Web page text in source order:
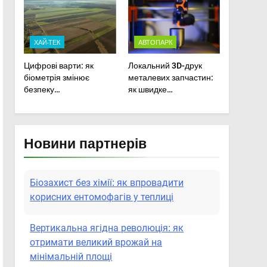
сільськогосподарської
техніки
ХАЙ-ТЕК
Цифрові варти: як
біометрія змінює
безпеку
АВТОПАРК
Локальний 3D-друк
металевих запчастин:
як швидке
посівну
Новини партнерів
Біозахист без хімії: як впровадити
корисних ентомофагів у теплиці
Вертикальна ягідна революція: як
отримати великий врожай на
мінімальній площі